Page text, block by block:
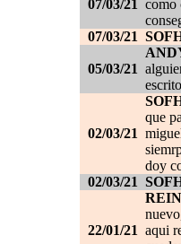
07/03/21 como
07/03/21
05/03/21
02/03/21
que
doy
02/03/21
22/01/21 aqui